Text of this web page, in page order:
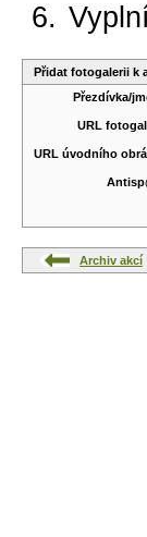
Přidat fotogalerii k
Přezdívka/
URL
URL úvodního
Archiv akcí